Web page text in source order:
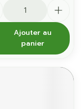
Ajouter au
panier